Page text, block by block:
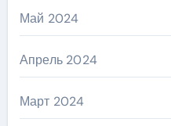
Май 2024
Апрель 2024
Март 2024